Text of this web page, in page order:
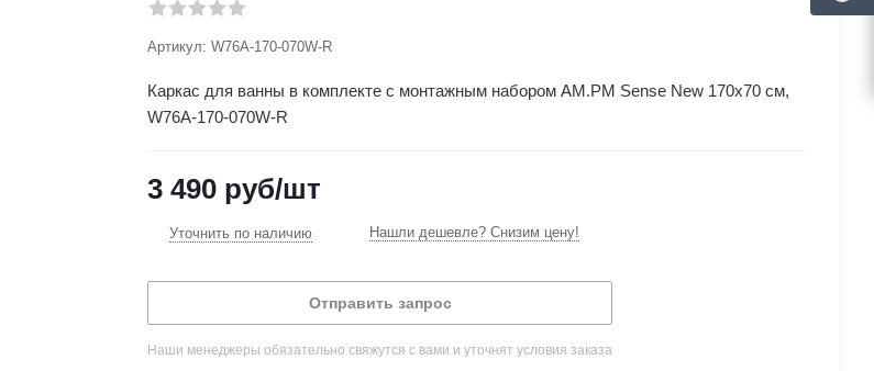
Артикул: W76A-170-070W-R
Каркас для ванны в комплекте с монтажным набором AM.PM Sense New 170х70 см,
W76A-170-070W-R
3 490 руб/шт
Уточнить по наличию Нашли дешевле? Снизим цену!
Отправить запрос
Наши менеджеры обязательно свяжутся с вами и уточнят условия заказа